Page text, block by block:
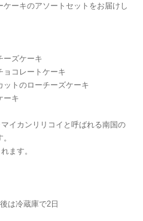
ーキのアソートセットをお届けし
ーズケーキ
コレートケーキ
トのローチーズケーキ
ーキ
イカンリリコイと呼ばれる南国の
ます。
は冷蔵庫で2日